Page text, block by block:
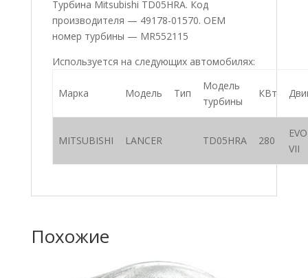
Турбина Mitsubishi TD05HRA. Код
производителя — 49178-01570. ОЕМ
номер турбины — MR552115
Используется на следующих автомобилях:
Марка Модель Тип
Модель
турбины
КВт
MITSUBISHI LANCER TD05HRA 280
VII
Похожие